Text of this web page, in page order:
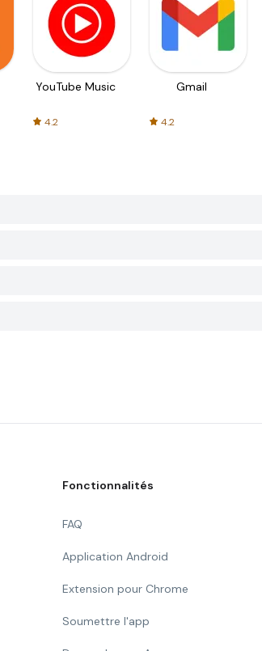
YouTube Music
4.2
Gmail
4.2
Fonctionnalités
FAQ
Application Android
Extension pour Chrome
Soumettre l'app